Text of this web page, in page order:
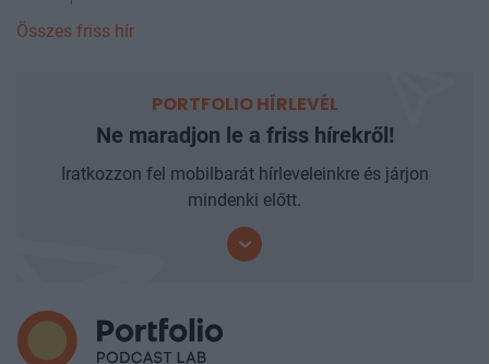
Összes friss hír
PORTFOLIO HÍRLEVÉL
Ne maradjon le a friss hírekről!
Iratkozzon fel mobilbarát hírleveleinkre és járjon
mindenki előtt.